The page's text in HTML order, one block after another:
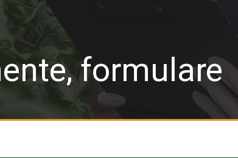
formulare